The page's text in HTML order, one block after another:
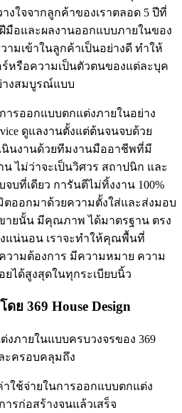
งใจจากลูกค้าของเราตลอด 5 ปีที่
มือและผลงานออกแบบภายในของ
มเข้าในลูกค้าเป็นอย่างดี ทำให้
ร์หรือความเป็นตัวตนของแต่ละบุค
างสมบูรณ์แบบ
การออกแบบตกแต่งภายในอย่าง
ดูแลงานตั้งแต่ต้นจนจบด้วย
นงานด้วยทีมงานมืออาชีพที่มี
ไม่ว่าจะเป็นวิศวร สถาปนิก และ
บที่เดียว การันตีไม่ทิ้งงาน 100%
ตออกมาด้วยความตั้งใส่และส่งมอบ
ายนั้น มีคุณภาพ ได้มาตรฐาน ตรง
แน่นอน เราจะทำให้คุณพื้นที่
ามต้องการ มีความหมาย ความ
ยได้สูงสุดในทุกระเบียบนิ้ว
ย 369 House Design
ภายในแบบครบวงจรของ 369
ละครอบคลุมถึง
าใช้จ่ายในการออกแบบตกแต่ง
รก่อสร้างจนแล้วเสร็จ